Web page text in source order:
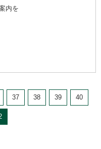
内を
37 38 39 40